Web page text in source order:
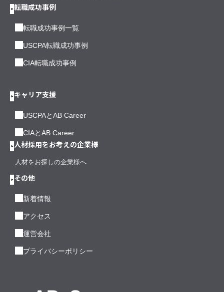
転職成功事例
転職成功事例一覧
USCPA転職成功事例
CIA転職成功事例
キャリア支援
USCPAとAB Career
CIAとAB Career
人材採用をお考えの企業様
人材をお探しの企業様へ
その他
新着情報
アクセス
運営会社
プライバシーポリシー